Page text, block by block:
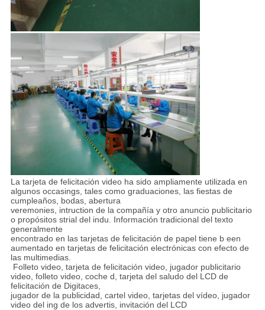
La tarjeta de felicitación video ha sido ampliamente utilizada en
algunos occasings, tales como graduaciones, las fiestas de
cumpleaños, bodas, abertura
veremonies, intruction de la compañía y otro anuncio publicitario
o propósitos strial del indu. Información tradicional del texto
generalmente
encontrado en las tarjetas de felicitación de papel tiene b een
aumentado en tarjetas de felicitación electrónicas con efecto de
las multimedias.
Folleto video, tarjeta de felicitación video, jugador publicitario
video, folleto video, coche d, tarjeta del saludo del LCD de
felicitación de Digitaces,
jugador de la publicidad, cartel video, tarjetas del vídeo, jugador
video del ing de los advertis, invitación del LCD